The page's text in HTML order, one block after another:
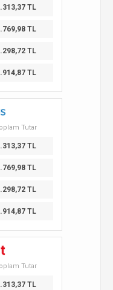
TL
TL
TL
TL
Tutar
TL
TL
TL
TL
Tutar
TL